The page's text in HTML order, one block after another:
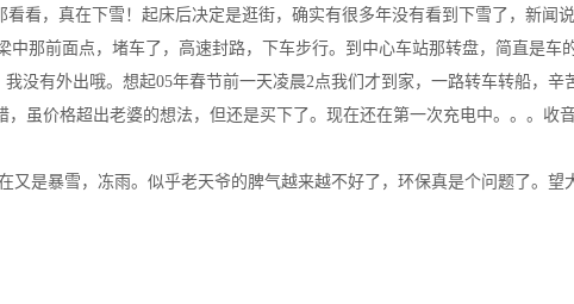
看，真在下雪！起床后决定是逛街，确实有很多年没有看到下雪了，新闻
那前面点，堵车了，高速封路，下车步行。到中心车站那转盘，简直是车
没有外出哦。想起05年春节前一天凌晨2点我们才到家，一路转车转船，辛
虽价格超出老婆的想法，但还是买下了。现在还在第一次充电中。。。收
是暴雪，冻雨。似乎老天爷的脾气越来越不好了，环保真是个问题了。望